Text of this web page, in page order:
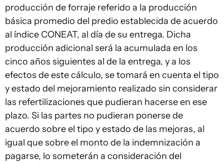
producción de forraje referido a la producción
básica promedio del predio establecida de acuerdo
al índice CONEAT, al día de su entrega. Dicha
producción adicional será la acumulada en los
cinco años siguientes al de la entrega, y a los
efectos de este cálculo, se tomará en cuenta el tipo
y estado del mejoramiento realizado sin considerar
las refertilizaciones que pudieran hacerse en ese
plazo. Si las partes no pudieran ponerse de
acuerdo sobre el tipo y estado de las mejoras, al
igual que sobre el monto de la indemnización a
pagarse, lo someterán a consideración del